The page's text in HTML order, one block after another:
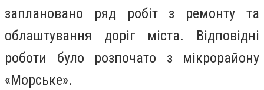
заплановано ряд робіт з ремонту та
облаштування доріг міста. Відповідні
роботи було розпочато з мікрорайону
«Морське».